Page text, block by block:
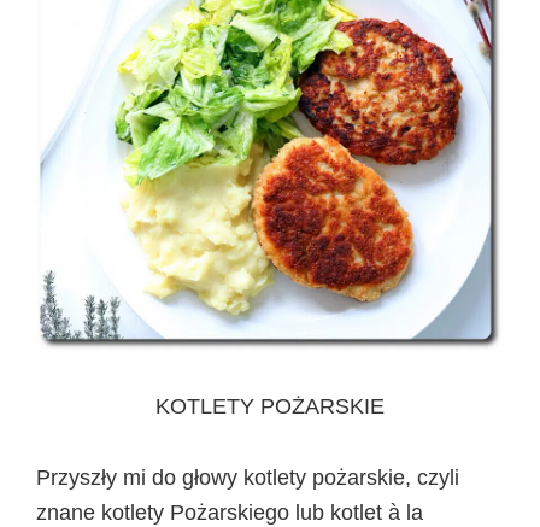
KOTLETY POŻARSKIE
Przyszły mi do głowy kotlety pożarskie, czyli
znane kotlety Pożarskiego lub kotlet à la